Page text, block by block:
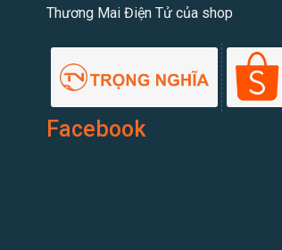
Thương Mai Điện Tử của shop
Facebook